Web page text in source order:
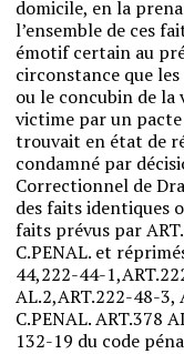
domicile, enla
l’ensemble de ces
émotifcertain au
circonstance queles
oule concubin de la
victime parun pacte
trouvait en état de
condamné par
Correctionnel de
desfaitsidentiques
faits prévus par
C.PENAL. et
44,222-44-1,
AL.2,ART.222-48-3,
C.PENAL.ART.378
132-19 du code